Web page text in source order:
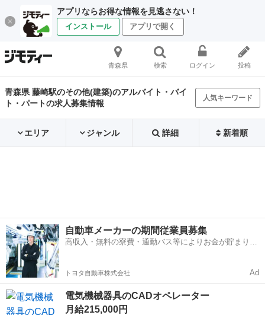
アプリならお得な情報を見逃さない！
インストール アプリで開く
青森県 検索 ログイン 投稿
青森県 藤崎駅のその他(建築)のアルバイト・バイ
ト・パートの求人募集情報
人気キーワード
エリア ジャンル 詳細 新着順
自動車メーカーの期間従業員募集
高収入・無料の寮費・通勤バス等によりお金が貯まりや
トヨタ自動車株式会社 Ad
電気機械器具のCADオペレーター
月給215,000円